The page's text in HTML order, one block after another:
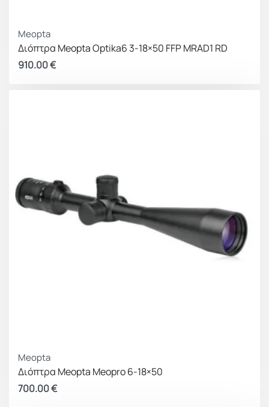
Meopta
Διόπτρα Meopta Optika6 3-18×50 FFP MRAD1 RD
910.00€
Meopta
Διόπτρα Meopta Meopro 6-18×50
700.00€